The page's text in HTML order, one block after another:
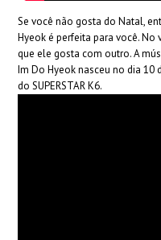
Se você não gosta do Natal,
Hyeok é perfeita para você.
que ele gosta com outro. A
Im Do Hyeok nasceu no dia 10
do SUPERSTAR K6.